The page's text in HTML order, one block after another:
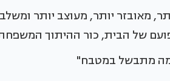
מאובזר יותר, מעוצב יותר ומשלב
של הבית, כור ההיתוך